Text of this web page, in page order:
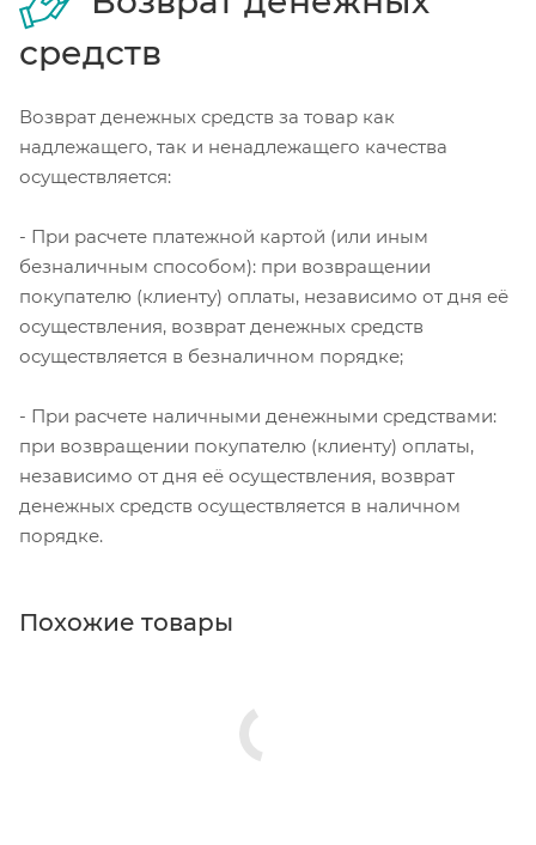
средств
Возврат денежных средств за товар как
надлежащего, так и ненадлежащего качества
осуществляется:
- При расчете платежной картой (или иным
безналичным способом): при возвращении
покупателю (клиенту) оплаты, независимо от дня её
осуществления, возврат денежных средств
осуществляется в безналичном порядке;
- При расчете наличными денежными средствами:
при возвращении покупателю (клиенту) оплаты,
независимо от дня её осуществления, возврат
денежных средств осуществляется в наличном
порядке.
Похожие товары